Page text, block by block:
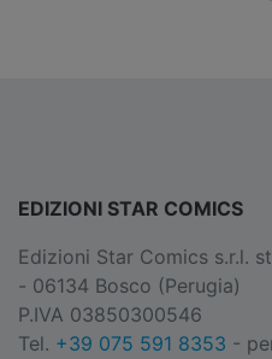
EDIZIONI STAR COMICS
Edizioni Star Comics s.r.l.
- 06134 Bosco (Perugia)
P.IVA 03850300546
Tel. +39 075 591 8353 -